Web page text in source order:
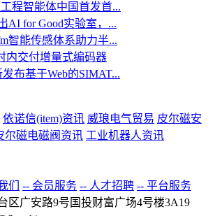
程智能体中国首发首...
AI for Good实验室，...
智能传感体系助力半...
内交付增量式编码器
布基于Web的SIMAT...
依诺信(item)资讯 威琅电气贸易 皮尔磁安
尔磁电磁阀资讯 工业机器人资讯
们 -- 会员服务 -- 人才招聘 -- 平台服务
区广安路9号国投财富广场4号楼3A19